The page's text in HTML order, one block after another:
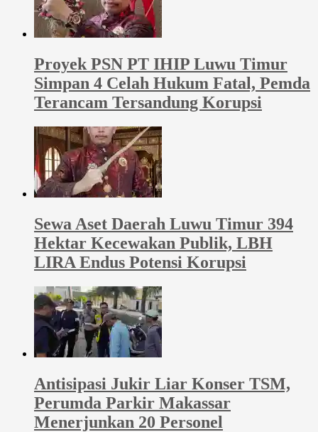
Proyek PSN PT IHIP Luwu Timur
Simpan 4 Celah Hukum Fatal, Pemda
Terancam Tersandung Korupsi
Sewa Aset Daerah Luwu Timur 394
Hektar Kecewakan Publik, LBH
LIRA Endus Potensi Korupsi
Antisipasi Jukir Liar Konser TSM,
Perumda Parkir Makassar
Menerjunkan 20 Personel